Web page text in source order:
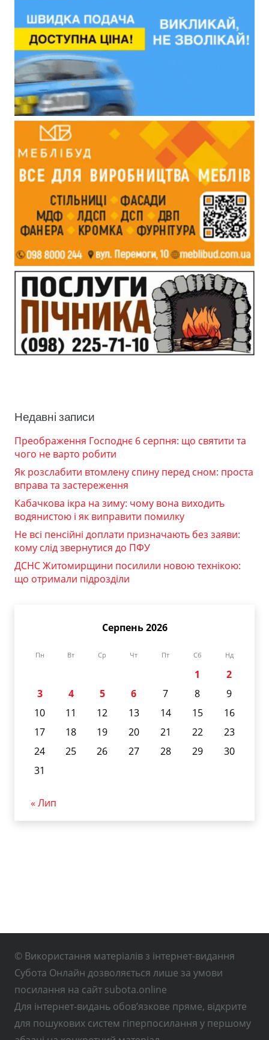
Недавні записи
Преображення Господнє 6 серпня: що святити та
чого не варто робити
Як розслабити втомлену спину перед сном: проста
вправа та застереження
Кабачкова ікра на зиму: чому вона виходить
водянистою і як виправити помилку
Не всі пенсійні доплати призначають без заяви:
кому слід звернутися до ПФУ
ДСНС Житомирщини посилили новою технікою:
що отримали підрозділи
Серпень 2026
Пн Вт Ср Чт Пт Сб Нд
1
2
3
4 5 6 7 8
9
10
11 12 13 14 15
16
17
18 19 20 21 22
23
24
25 26 27 28 29
30
31
« Лип
© Використання матеріалів з інтернет-видання
Субота Онлайн дозволяється лише за умови
посилання на сайт subota.online
Для інтернет-видань обов’язкове пряме, відкрите
для пошукових систем гіперпосилання у першому